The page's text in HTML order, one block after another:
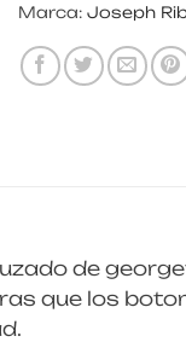
Marca: Joseph
de
que los